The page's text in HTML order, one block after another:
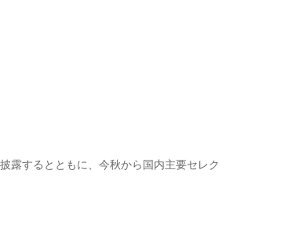
露するとともに、今秋から国内主要セレク